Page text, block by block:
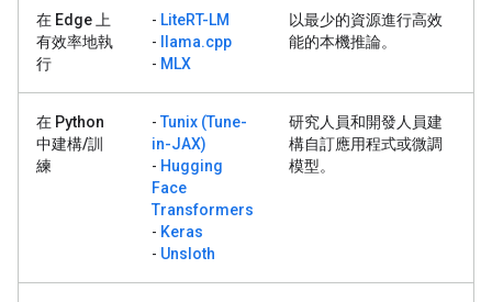
在 Edge 上
有效率地執
行
- LiteRT-LM
-
llama.cpp
- MLX
以最少的資源進行高效
能的本機推論。
在 Python
中建構/訓
練
- Tunix (Tune-
in-JAX)
- Hugging
Face
Transformers
- Keras
- Unsloth
研究人員和開發人員建
構自訂應用程式或微調
模型。